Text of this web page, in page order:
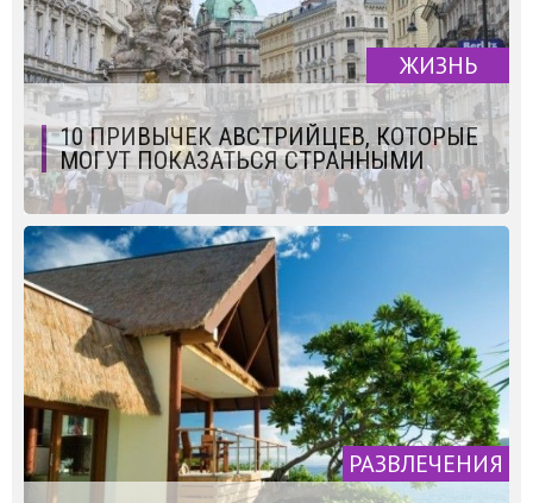
ЖИЗНЬ
10 ПРИВЫЧЕК АВСТРИЙЦЕВ, КОТОРЫЕ
МОГУТ ПОКАЗАТЬСЯ СТРАННЫМИ
РАЗВЛЕЧЕНИЯ